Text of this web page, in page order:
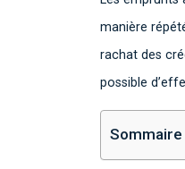
manière
rachat des
possible
Sommaire